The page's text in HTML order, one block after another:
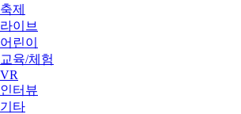
축제
라이브
어린이
교육/체험
VR
인터뷰
기타